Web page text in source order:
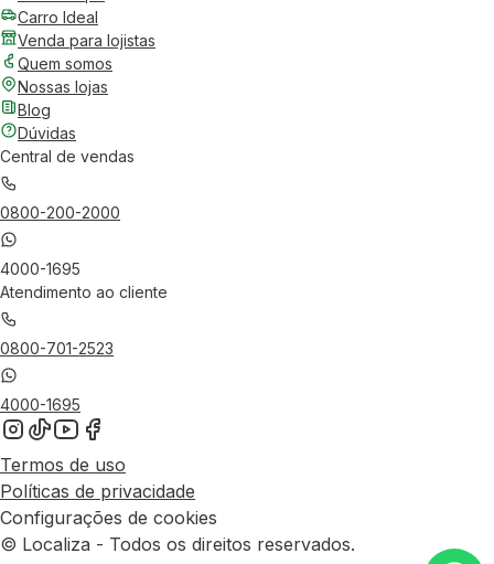
Carro Ideal
Venda para lojistas
Quem somos
Nossas lojas
Blog
Dúvidas
Central de vendas
0800-200-2000
4000-1695
Atendimento ao cliente
0800-701-2523
4000-1695
Termos de uso
Políticas de privacidade
Configurações de cookies
© Localiza - Todos os direitos reservados.